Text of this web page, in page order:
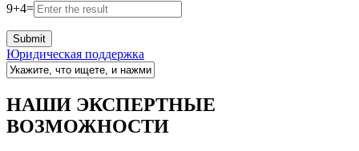
9+4=
Юридическая поддержка
НАШИ ЭКСПЕРТНЫЕ
ВОЗМОЖНОСТИ